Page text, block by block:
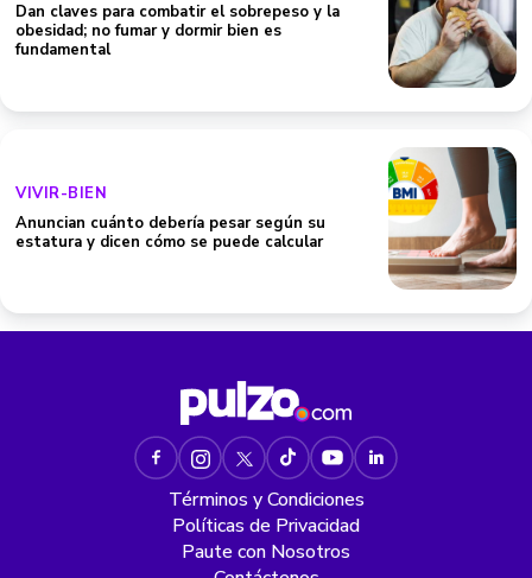
Dan claves para combatir el sobrepeso y la
obesidad; no fumar y dormir bien es
fundamental
VIVIR-BIEN
Anuncian cuánto debería pesar según su
estatura y dicen cómo se puede calcular
Términos y Condiciones
Políticas de Privacidad
Paute con Nosotros